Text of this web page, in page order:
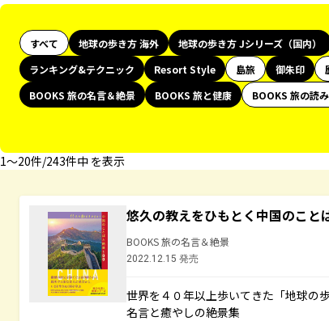
すべて 地球の歩き方 海外 地球の歩き方 Jシリーズ（国内）
ランキング&テクニック
Resort Style 島旅 御朱印
BOOKS 旅の名言＆絶景
BOOKS 旅と健康 BOOKS 旅の読
1〜20件/243件中 を表示
悠久の教えをひもとく中国のこと
BOOKS 旅の名言＆絶景
2022.12.15 発売
世界を４０年以上歩いてきた「地球の
名言と癒やしの絶景集